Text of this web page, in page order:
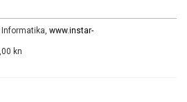
Informatika,www.instar-
kn